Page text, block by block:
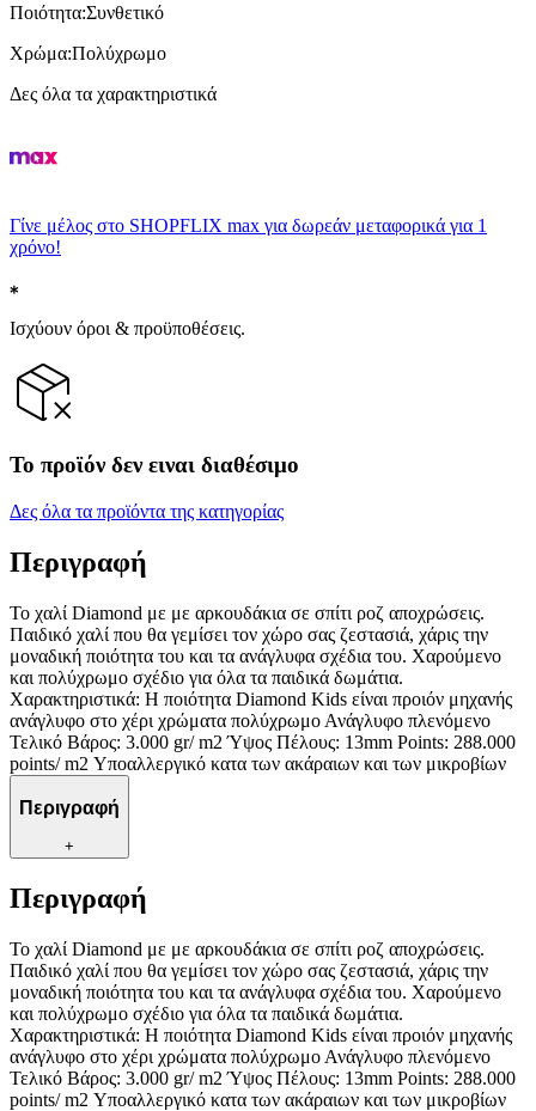
Ποιότητα:Συνθετικό
Χρώμα:Πολύχρωμο
Δες όλα τα χαρακτηριστικά
Γίνε μέλος στο SHOPFLIX max για δωρεάν μεταφορικά για 1
χρόνο!
Ισχύουν όροι & προϋποθέσεις.
Το προϊόν δεν ειναι διαθέσιμο
Δες όλα τα προϊόντα της κατηγορίας
Περιγραφή
Το χαλί Diamond με με αρκουδάκια σε σπίτι ροζ αποχρώσεις.
Παιδικό χαλί που θα γεμίσει τον χώρο σας ζεστασιά, χάρις την
μοναδική ποιότητα του και τα ανάγλυφα σχέδια του. Χαρούμενο
και πολύχρωμο σχέδιο για όλα τα παιδικά δωμάτια.
Χαρακτηριστικά: H ποιότητα Diamond Kids είναι προιόν μηχανής
ανάγλυφο στο χέρι χρώματα πολύχρωμο Ανάγλυφο πλενόμενο
Τελικό Βάρος: 3.000 gr/ m2 Ύψος Πέλους: 13mm Points: 288.000
points/ m2 Υποαλλεργικό κατα των ακάραιων και των μικροβίων
Περιγραφή
+
Περιγραφή
Το χαλί Diamond με με αρκουδάκια σε σπίτι ροζ αποχρώσεις.
Παιδικό χαλί που θα γεμίσει τον χώρο σας ζεστασιά, χάρις την
μοναδική ποιότητα του και τα ανάγλυφα σχέδια του. Χαρούμενο
και πολύχρωμο σχέδιο για όλα τα παιδικά δωμάτια.
Χαρακτηριστικά: H ποιότητα Diamond Kids είναι προιόν μηχανής
ανάγλυφο στο χέρι χρώματα πολύχρωμο Ανάγλυφο πλενόμενο
Τελικό Βάρος: 3.000 gr/ m2 Ύψος Πέλους: 13mm Points: 288.000
points/ m2 Υποαλλεργικό κατα των ακάραιων και των μικροβίων